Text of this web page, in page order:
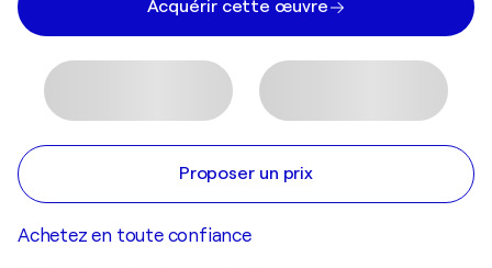
Acquérir cette œuvre
Proposer un prix
Achetez en toute confiance